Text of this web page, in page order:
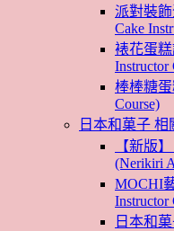
派對裝飾
Cake
裱花蛋糕
Instructor
棒棒糖蛋
Course)
日本和菓子 相
【新版
(Nerikiri
MOCHI
Instructor
日本和